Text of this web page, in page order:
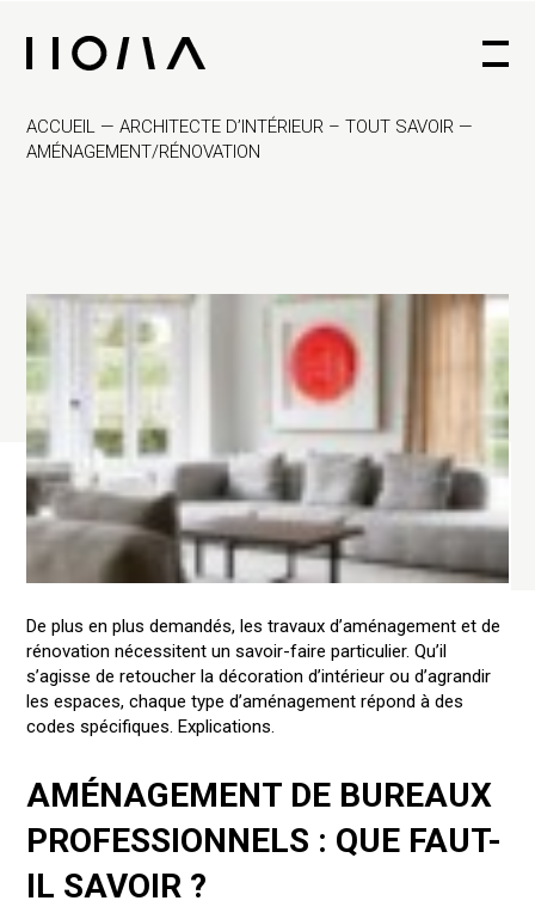
ACCUEIL —ARCHITECTE D’INTÉRIEUR – TOUT SAVOIR —
AMÉNAGEMENT/RÉNOVATION
De plus en plus demandés, les travaux d’aménagement et de
rénovation nécessitent un savoir-faire particulier. Qu’il
s’agisse de retoucher la décoration d’intérieur ou d’agrandir
les espaces, chaque type d’aménagement répond à des
codes spécifiques. Explications.
AMÉNAGEMENT DE BUREAUX
PROFESSIONNELS : QUE FAUT-
IL SAVOIR ?